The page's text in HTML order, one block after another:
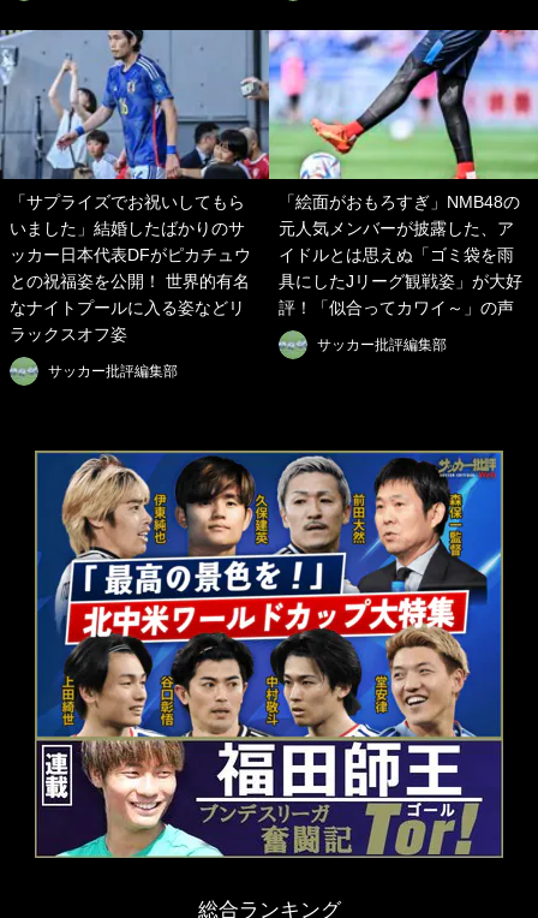
「サプライズでお祝いしてもら
いました」結婚したばかりのサ
ッカー日本代表DFがピカチュウ
との祝福姿を公開！ 世界的有名
なナイトプールに入る姿などリ
ラックスオフ姿
サッカー批評編集部
「絵面がおもろすぎ」NMB48の
元人気メンバーが披露した、ア
イドルとは思えぬ「ゴミ袋を雨
具にしたJリーグ観戦姿」が大好
評！「似合ってカワイ～」の声
サッカー批評編集部
総合ランキング